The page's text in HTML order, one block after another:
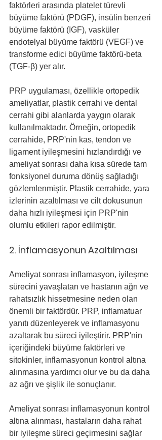
faktörleri arasında platelet türevli
büyüme faktörü (PDGF), insülin benzeri
büyüme faktörü (IGF), vasküler
endotelyal büyüme faktörü (VEGF) ve
transforme edici büyüme faktörü-beta
(TGF-β) yer alır.
PRP uygulaması, özellikle ortopedik
ameliyatlar, plastik cerrahi ve dental
cerrahi gibi alanlarda yaygın olarak
kullanılmaktadır. Örneğin, ortopedik
cerrahide, PRP'nin kas, tendon ve
ligament iyileşmesini hızlandırdığı ve
ameliyat sonrası daha kısa sürede tam
fonksiyonel duruma dönüş sağladığı
gözlemlenmiştir. Plastik cerrahide, yara
izlerinin azaltılması ve cilt dokusunun
daha hızlı iyileşmesi için PRP'nin
olumlu etkileri rapor edilmiştir.
2. İnflamasyonun Azaltılması
Ameliyat sonrası inflamasyon, iyileşme
sürecini yavaşlatan ve hastanın ağrı ve
rahatsızlık hissetmesine neden olan
önemli bir faktördür. PRP, inflamatuar
yanıtı düzenleyerek ve inflamasyonu
azaltarak bu süreci iyileştirir. PRP'nin
içeriğindeki büyüme faktörleri ve
sitokinler, inflamasyonun kontrol altına
alınmasına yardımcı olur ve bu da daha
az ağrı ve şişlik ile sonuçlanır.
Ameliyat sonrası inflamasyonun kontrol
altına alınması, hastaların daha rahat
bir iyileşme süreci geçirmesini sağlar